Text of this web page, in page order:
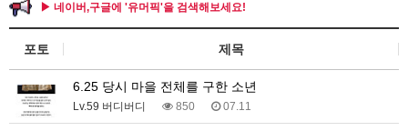
▶ 네이버,구글에 '유머픽'을 검색해보세요!
포토 제목
6.25 당시 마을 전체를 구한 소년
Lv.59 버디버디 850 07.11